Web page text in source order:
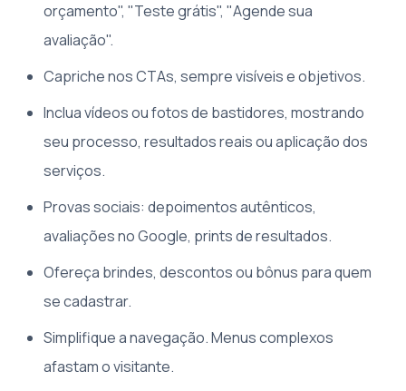
orçamento", "Teste grátis", "Agende sua
avaliação".
Capriche nos CTAs, sempre visíveis e objetivos.
Inclua vídeos ou fotos de bastidores, mostrando
seu processo, resultados reais ou aplicação dos
serviços.
Provas sociais: depoimentos autênticos,
avaliações no Google, prints de resultados.
Ofereça brindes, descontos ou bônus para quem
se cadastrar.
Simplifique a navegação. Menus complexos
afastam o visitante.